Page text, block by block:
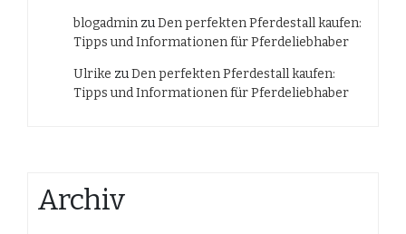
blogadmin zuDen perfekten Pferdestall kaufen:
Tipps und Informationen für Pferdeliebhaber
Ulrike zuDen perfekten Pferdestall kaufen:
Tipps und Informationen für Pferdeliebhaber
Archiv